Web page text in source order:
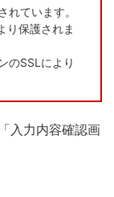
れています。
り保護されま
のSSLにより
入力内容確認画